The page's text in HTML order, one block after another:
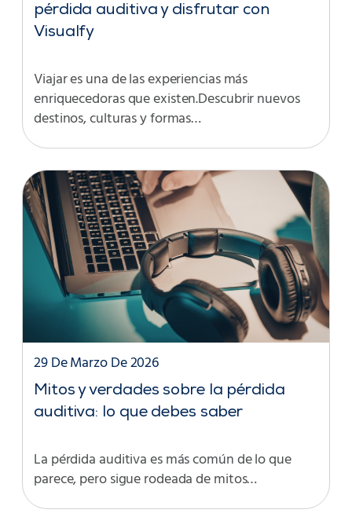
pérdida auditiva y disfrutar con
Visualfy
Viajar es una de las experiencias más
enriquecedoras que existen.Descubrir nuevos
destinos, culturas y formas…
Mitos y verdades sobre la pérdida
auditiva: lo que debes saber
29 De Marzo De 2026
La pérdida auditiva es más común de lo que
parece, pero sigue rodeada de mitos…